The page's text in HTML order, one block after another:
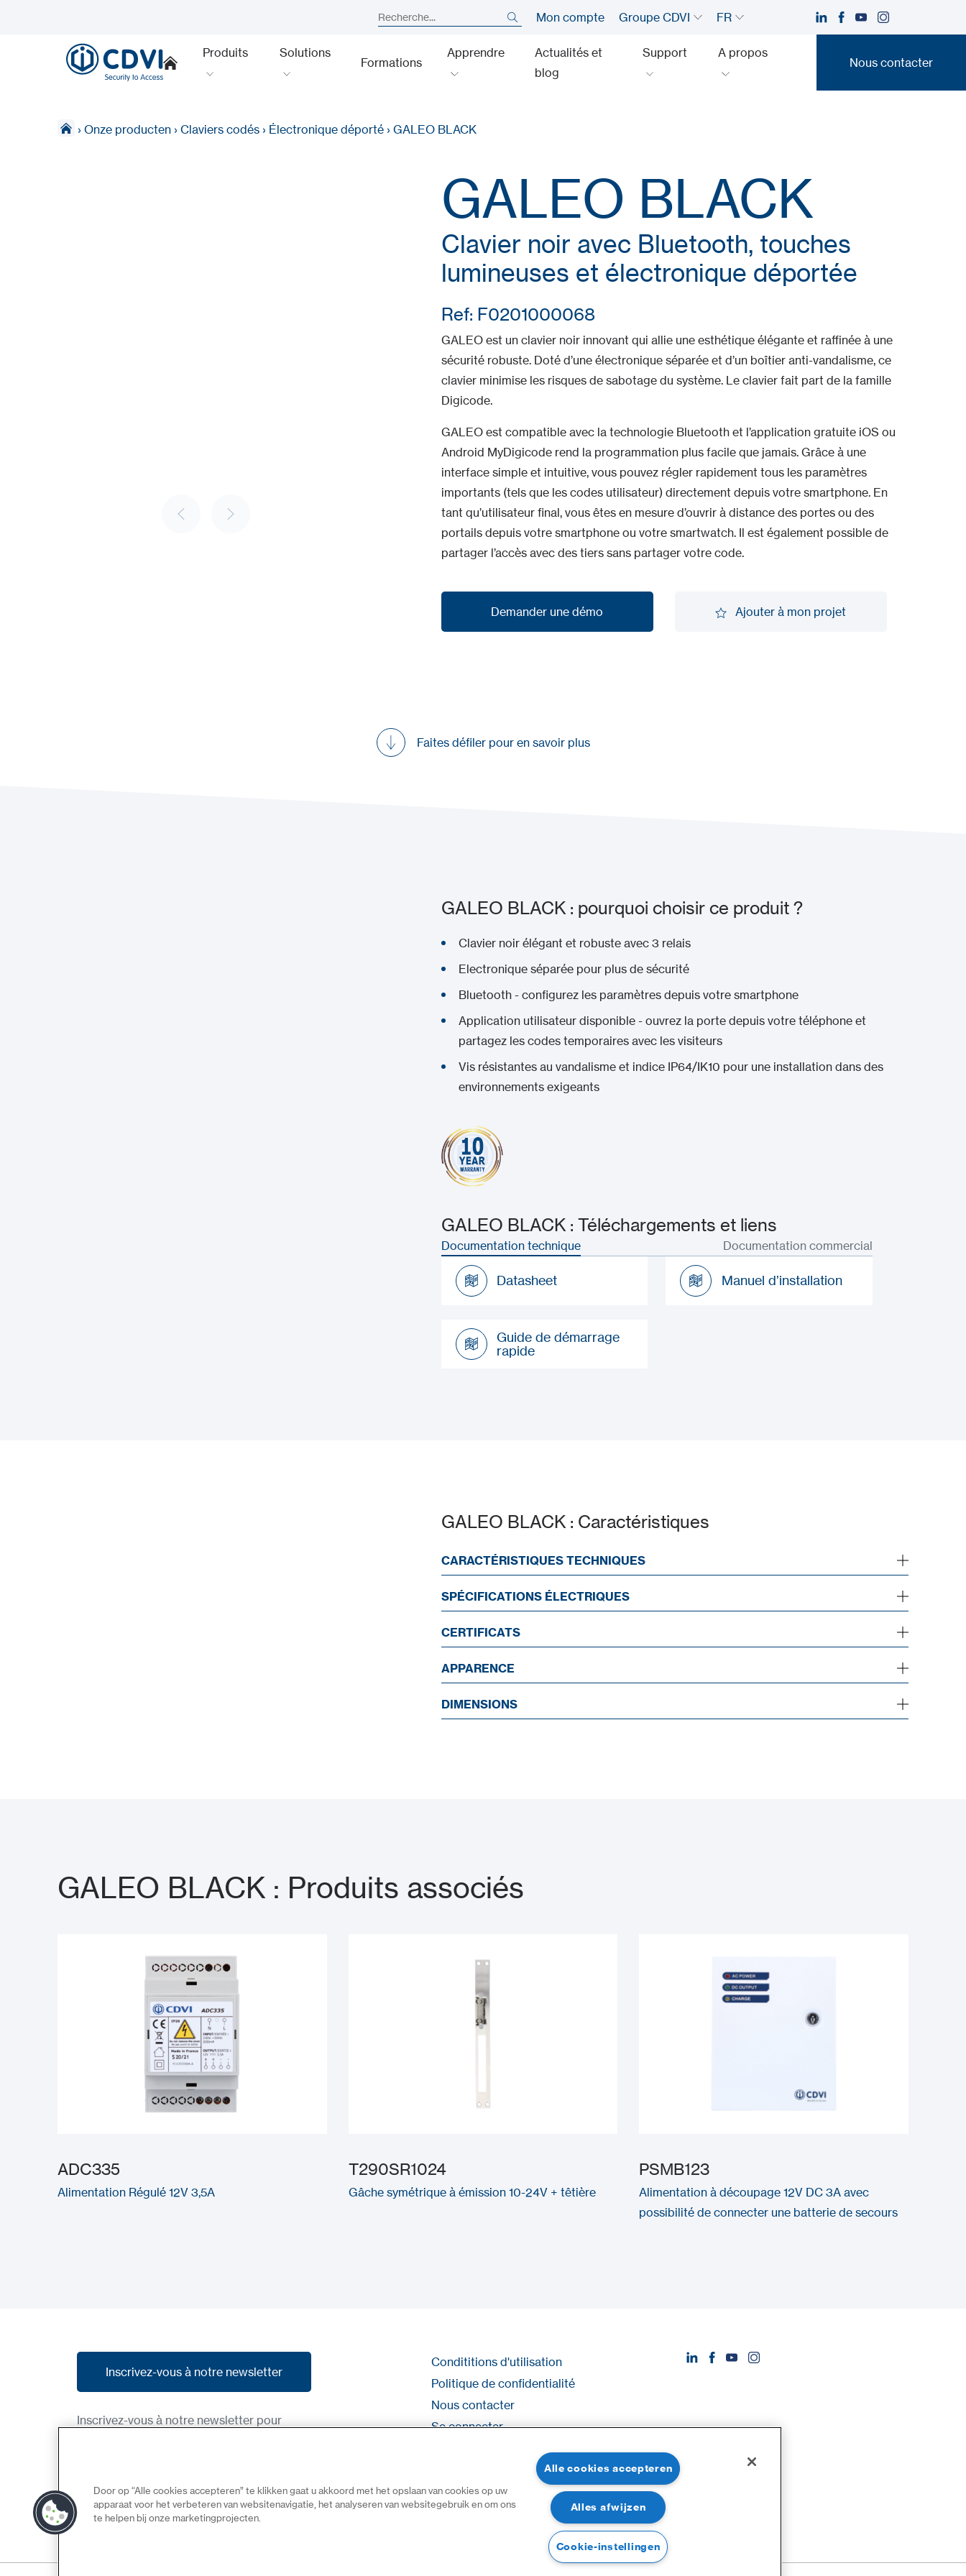
Mon compte Groupe CDVI FR
Produits Solutions
Formations
Apprendre
Actualités et
blog
Support A propos
Nous contacter
› Onze producten › Claviers codés › Électronique déporté › GALEO BLACK
GALEO BLACK
Clavier noir avec Bluetooth, touches
lumineuses et électronique déportée
Ref: F0201000068
GALEO est un clavier noir innovant qui allie une esthétique élégante et raffinée à une
sécurité robuste. Doté d’une électronique séparée et d’un boîtier anti-vandalisme, ce
clavier minimise les risques de sabotage du système. Le clavier fait part de la famille
Digicode.
GALEO est compatible avec la technologie Bluetooth et l’application gratuite iOS ou
Android MyDigicode rend la programmation plus facile que jamais. Grâce à une
interface simple et intuitive, vous pouvez régler rapidement tous les paramètres
importants (tels que les codes utilisateur) directement depuis votre smartphone. En
tant qu’utilisateur final, vous êtes en mesure d’ouvrir à distance des portes ou des
portails depuis votre smartphone ou votre smartwatch. Il est également possible de
partager l’accès avec des tiers sans partager votre code.
Demander une démo Ajouter à mon projet
Faites défiler pour en savoir plus
GALEO BLACK : pourquoi choisir ce produit ?
Clavier noir élégant et robuste avec 3 relais
Electronique séparée pour plus de sécurité
Bluetooth - configurez les paramètres depuis votre smartphone
Application utilisateur disponible - ouvrez la porte depuis votre téléphone et
partagez les codes temporaires avec les visiteurs
Vis résistantes au vandalisme et indice IP64/IK10 pour une installation dans des
environnements exigeants
GALEO BLACK : Téléchargements et liens
Documentation technique Documentation commercial
Datasheet
Datasheet
Manuel d’installation
Guide de démarrage
rapide
GALEO BLACK : Caractéristiques
CARACTÉRISTIQUES TECHNIQUES
SPÉCIFICATIONS ÉLECTRIQUES
CERTIFICATS
APPARENCE
DIMENSIONS
GALEO BLACK : Produits associés
ADC335
Alimentation Régulé 12V 3,5A
T290SR1024
Gâche symétrique à émission 10-24V + têtière
PSMB123
Alimentation à découpage 12V DC 3A avec
possibilité de connecter une batterie de secours
Inscrivez-vous à notre newsletter
Inscrivez-vous à notre newsletter
Inscrivez-vous à notre newsletter pour
Condititions d'utilisation
Politique de confidentialité
Nous contacter
Se connecter
Door op “Alle cookies accepteren” te klikken gaat u akkoord met het opslaan van cookies op uw
apparaat voor het verbeteren van websitenavigatie, het analyseren van websitegebruik en om ons
te helpen bij onze marketingprojecten.
Alle cookies accepteren
Alles afwijzen
Cookie-instellingen